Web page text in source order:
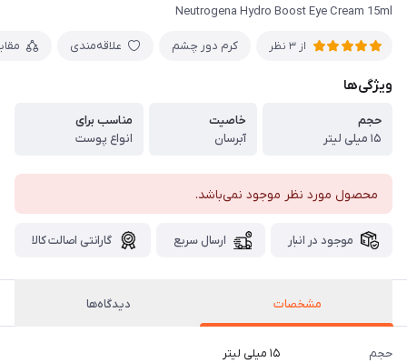
Neutrogena Hydro Boost Eye Cream 15ml
از 3 نظر کرم دور چشم علاقه‌مندی
ویژگی‌ها
حجم
۱۵ میلی لیتر
خاصیت
آبرسان
مناسب برای
انواع پوست
محصول مورد نظر موجود نمی‌باشد.
موجود در انبار ارسال سریع گارانتی اصالت کالا
مشخصات دیدگاه‌ها
حجم ۱۵ میلی لیتر